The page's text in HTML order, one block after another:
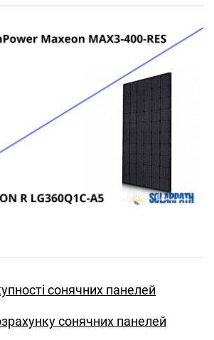
сонячних панелей
сонячних панелей